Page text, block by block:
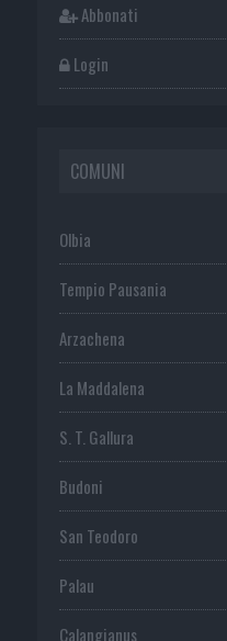
Abbonati
Login
COMUNI
Olbia
Tempio Pausania
Arzachena
La Maddalena
S. T. Gallura
Budoni
San Teodoro
Palau
Calangianus